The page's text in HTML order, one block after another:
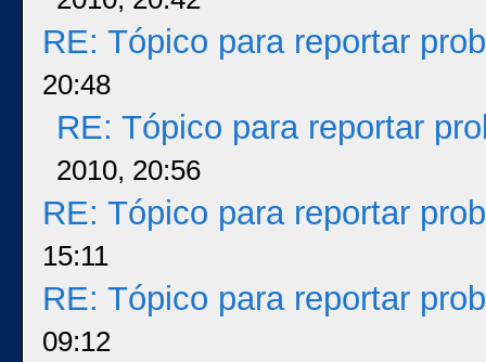
RE: Tópico para reportar
20:48
RE: Tópico para reportar
2010, 20:56
RE: Tópico para reportar
15:11
RE: Tópico para reportar
09:12